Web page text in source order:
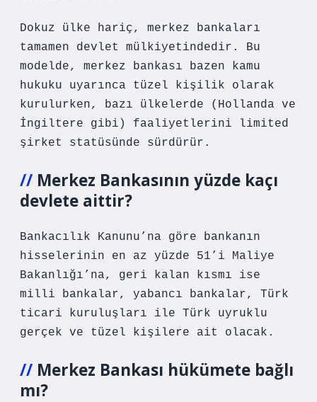
Dokuz ülke hariç, merkez bankaları
tamamen devlet mülkiyetindedir. Bu
modelde, merkez bankası bazen kamu
hukuku uyarınca tüzel kişilik olarak
kurulurken, bazı ülkelerde (Hollanda ve
İngiltere gibi) faaliyetlerini limited
şirket statüsünde sürdürür.
Merkez Bankasının yüzde kaçı
devlete aittir?
Bankacılık Kanunu’na göre bankanın
hisselerinin en az yüzde 51’i Maliye
Bakanlığı’na, geri kalan kısmı ise
milli bankalar, yabancı bankalar, Türk
ticari kuruluşları ile Türk uyruklu
gerçek ve tüzel kişilere ait olacak.
Merkez Bankası hükümete bağlı
mı?